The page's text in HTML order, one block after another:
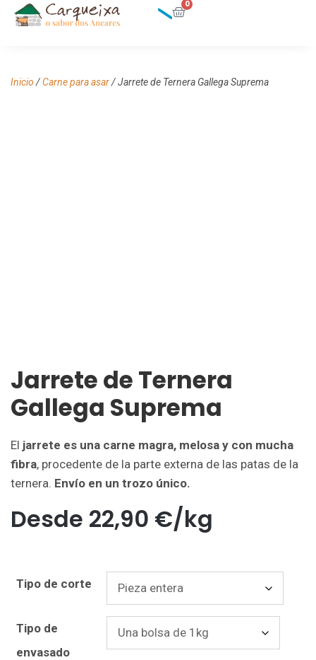
0
Inicio /Carne para asar/ Jarrete de Ternera Gallega Suprema
Jarrete de Ternera
Gallega Suprema
El jarrete es una carne magra, melosa y con mucha
fibra, procedente de la parte externa de las patas de la
ternera. Envío en un trozo único.
Desde 22,90 €/kg
Tipo de corte
Tipo de
envasado